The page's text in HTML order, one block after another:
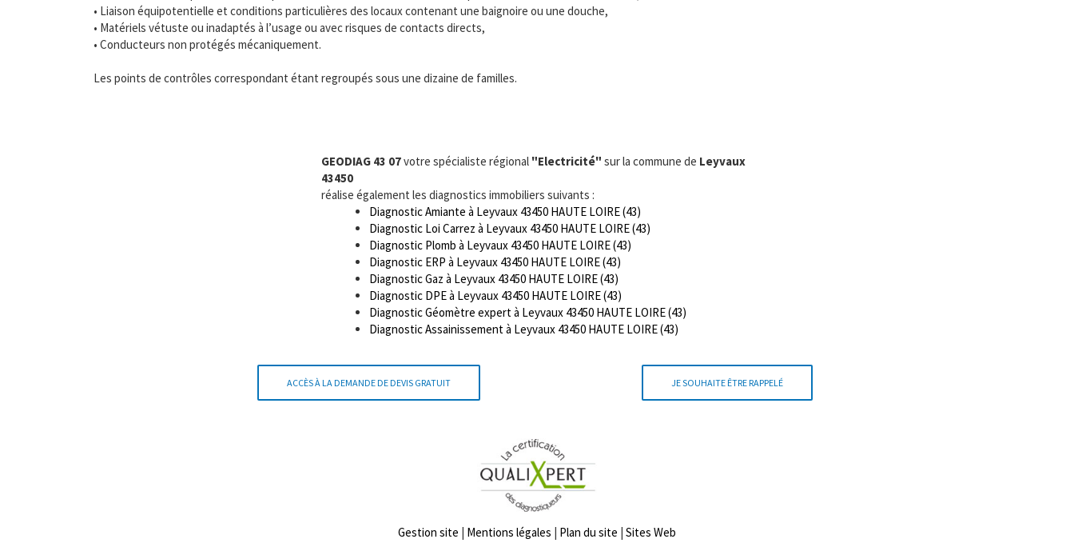
• Liaison équipotentielle et conditions particulières des locaux contenant une baignoire ou une douche,
• Matériels vétuste ou inadaptés à l’usage ou avec risques de contacts directs,
• Conducteurs non protégés mécaniquement.
Les points de contrôles correspondant étant regroupés sous une dizaine de familles.
GEODIAG 43 07votre spécialiste régional "Electricité" sur la commune de Leyvaux
43450
réalise également les diagnostics immobiliers suivants :
Diagnostic Amiante à Leyvaux 43450 HAUTE LOIRE (43)
Diagnostic Loi Carrez à Leyvaux 43450 HAUTE LOIRE (43)
Diagnostic Plomb à Leyvaux 43450 HAUTE LOIRE (43)
Diagnostic ERP à Leyvaux 43450 HAUTE LOIRE (43)
Diagnostic Gaz à Leyvaux 43450 HAUTE LOIRE (43)
Diagnostic DPE à Leyvaux 43450 HAUTE LOIRE (43)
Diagnostic Géomètre expert à Leyvaux 43450 HAUTE LOIRE (43)
Diagnostic Assainissement à Leyvaux 43450 HAUTE LOIRE (43)
ACCÈS À LA DEMANDE DE DEVIS GRATUIT JE SOUHAITE ÊTRE RAPPELÉ
Gestion site | Mentions légales | Plan du site | Sites Web